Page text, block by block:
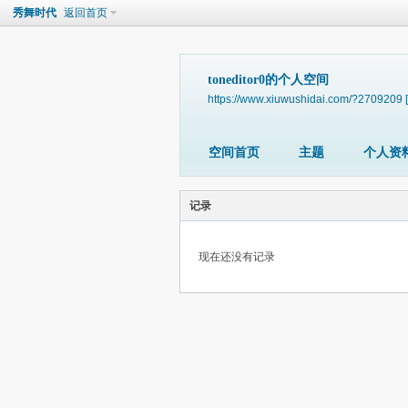
秀舞时代 返回首页
toneditor0的个人空间
https://www.xiuwushidai.com/?2709209
空间首页 主题 个人资
记录
现在还没有记录